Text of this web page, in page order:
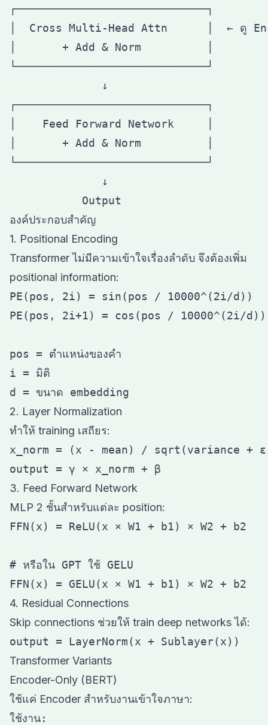
┌─────────────────────────────┐
│  Cross Multi-Head Attn      │  ← ดู
│       + Add & Norm          │
└─────────────────────────────┘
              ↓
┌─────────────────────────────┐
│    Feed Forward Network     │
│       + Add & Norm          │
└─────────────────────────────┘
              ↓
องค์ประกอบสำคัญ
1. Positional Encoding
Transformer ไม่มีความเข้าใจเรื่องลำดับ จึงต้องเพิ่ม
positional information:
PE(pos, 2i) = sin(pos / 10000^(2i/d))
PE(pos, 2i+1) = cos(pos / 10000^(2i/d))
pos = ตำแหน่งของคำ
i = มิติ
2. Layer Normalization
ทำให้ training เสถียร:
x_norm = (x - mean) / sqrt(variance +
3. Feed Forward Network
MLP 2 ชั้นสำหรับแต่ละ position:
FFN(x) = ReLU(x × W1 + b1) × W2 + b2
# หรือใน GPT ใช้ GELU
4. Residual Connections
Skip connections ช่วยให้ train deep networks ได้:
Transformer Variants
Encoder-Only (BERT)
ใช้แค่ Encoder สำหรับงานเข้าใจภาษา:
ใช้งาน: